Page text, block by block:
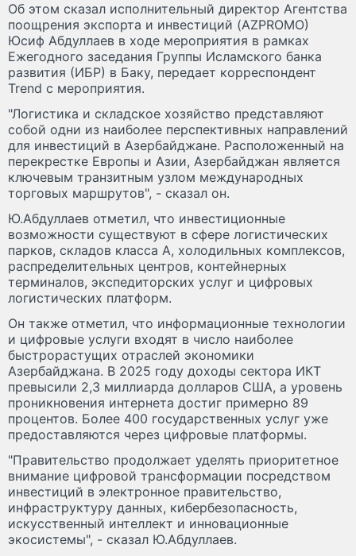
Об этом сказал исполнительный директор Агентства
поощрения экспорта и инвестиций (AZPROMO)
Юсиф Абдуллаев в ходе мероприятия в рамках
Ежегодного заседания Группы Исламского банка
развития (ИБР) в Баку, передает корреспондент
Trend с мероприятия.
"Логистика и складское хозяйство представляют
собой одни из наиболее перспективных направлений
для инвестиций в Азербайджане. Расположенный на
перекрестке Европы и Азии, Азербайджан является
ключевым транзитным узлом международных
торговых маршрутов", - сказал он.
Ю.Абдуллаев отметил, что инвестиционные
возможности существуют в сфере логистических
парков, складов класса А, холодильных комплексов,
распределительных центров, контейнерных
терминалов, экспедиторских услуг и цифровых
логистических платформ.
Он также отметил, что информационные технологии
и цифровые услуги входят в число наиболее
быстрорастущих отраслей экономики
Азербайджана. В 2025 году доходы сектора ИКТ
превысили 2,3 миллиарда долларов США, а уровень
проникновения интернета достиг примерно 89
процентов. Более 400 государственных услуг уже
предоставляются через цифровые платформы.
"Правительство продолжает уделять приоритетное
внимание цифровой трансформации посредством
инвестиций в электронное правительство,
инфраструктуру данных, кибербезопасность,
искусственный интеллект и инновационные
экосистемы", - сказал Ю.Абдуллаев.